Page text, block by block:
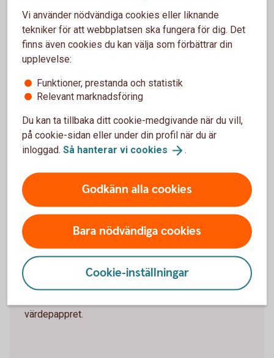
Tjänstekostnader
olika tjänster. Exempel på tjänstekostnader är
kostnaden du har för portföljförvaltning eller för
rådgivning.
Kostnader för fonder och andra
värdepapper
Den vanligaste kostnaden är förvaltningsavgift för
fonder och andra värdepapper. Löpande avgifter och
värdepappret.
Vi använder nödvändiga cookies eller liknande
tekniker för att webbplatsen ska fungera för dig. Det
finns även cookies du kan välja som förbättrar din
upplevelse:
Funktioner, prestanda och statistik
Relevant marknadsföring
Du kan ta tillbaka ditt cookie-medgivande när du vill,
på cookie-sidan eller under din profil när du är
inloggad. Så hanterar vi cookies .
Godkänn alla cookies
Bara nödvändiga cookies
Cookie-inställningar